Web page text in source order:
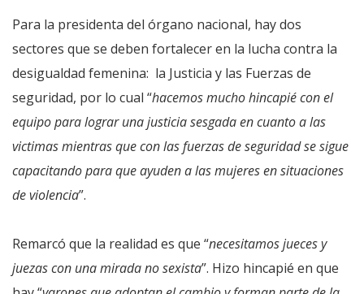
Para la presidenta del órgano nacional, hay dos
sectores que se deben fortalecer en la lucha contra la
desigualdad femenina: la Justicia y las Fuerzas de
seguridad, por lo cual “hacemos mucho hincapié con el
equipo para lograr una justicia sesgada en cuanto a las
victimas mientras que con las fuerzas de seguridad se sigue
capacitando para que ayuden a las mujeres en situaciones
de violencia”.
Remarcó que la realidad es que “necesitamos jueces y
juezas con una mirada no sexista”. Hizo hincapié en que